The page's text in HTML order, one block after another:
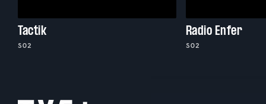
Tactik
S02
Radio Enfer
S02